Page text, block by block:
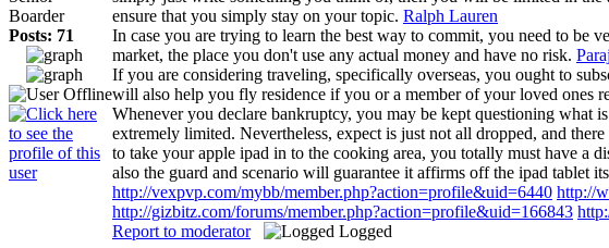
Boarder
Posts: 71
ensure that you simply stay on your topic. Ralph Lauren
In case you are trying to learn the best way to commit, you need to be
market, the place you don't use any actual money and have no risk.
If you are considering traveling, specifically overseas, you ought to
will also help you fly residence if you or a member of your loved ones
Whenever you declare bankruptcy, you may be kept questioning
extremely limited. Nevertheless, expect is just not all dropped, and
to take your apple ipad in to the cooking area, you totally must have a
also the guard and scenario will guarantee it affirms off the ipad tablet
http://vexpvp.com/mybb/member.php?action=profile&uid=6440 http://
http://gizbitz.com/forums/member.php?action=profile&uid=166843
Report to moderator
Logged